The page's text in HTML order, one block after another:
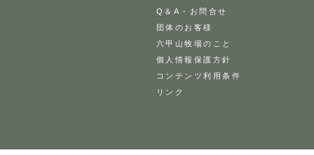
Q＆A・お問合せ
団体のお客様
六甲山牧場のこと
個人情報保護方針
コンテンツ利用条件
リンク